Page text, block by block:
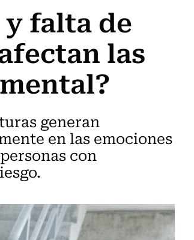
falta de
las
generan
en las emociones
con